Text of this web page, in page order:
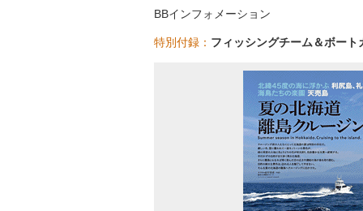
BBインフォメーション
特別付録： フィッシングチーム＆ボート